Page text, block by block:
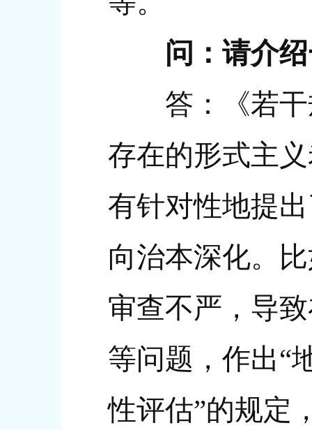
问：请介
答：《若干
存在的形式主
有针对性地提
向治本深化。
审查不严，导
等问题，作出“
性评估”的规定